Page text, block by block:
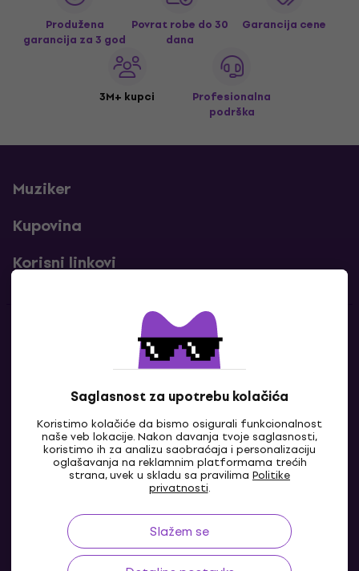
Saglasnost za upotrebu kolačića
Koristimo kolačiće da bismo osigurali funkcionalnost
naše veb lokacije. Nakon davanja tvoje saglasnosti,
koristimo ih za analizu saobraćaja i personalizaciju
oglašavanja na reklamnim platformama trećih
strana, uvek u skladu sa pravilima Politike
privatnosti.
Slažem se
Produžena
garancija za 3 god
Povrat robe do 30
dana
Garancija cene
3M+ kupci
Profesionalna
podrška
Muziker
Kupovina
Korisni linkovi
Kontakti
Kontaktiraj nas
BA